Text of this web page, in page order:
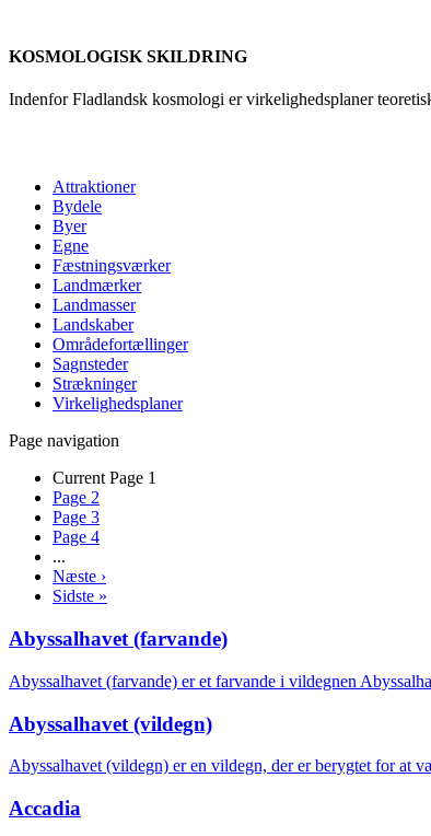
KOSMOLOGISK SKILDRING
Indenfor Fladlandsk kosmologi er virkelighedsplaner
Attraktioner
Bydele
Byer
Egne
Fæstningsværker
Landmærker
Landmasser
Landskaber
Områdefortællinger
Sagnsteder
Strækninger
Virkelighedsplaner
Page navigation
Current Page 1
Page 2
Page 3
Page 4
...
Næste ›
Sidste »
Abyssalhavet (farvande)
Abyssalhavet (farvande) er et farvande i vildegnen
Abyssalhavet (vildegn)
Abyssalhavet (vildegn) er en vildegn, der er berygtet for at
Accadia